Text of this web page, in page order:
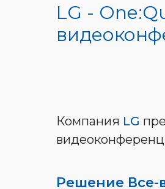
LG -
Компания LG
Решение